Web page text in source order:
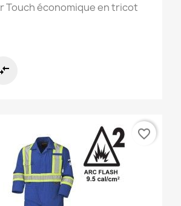
Touch économique en tricot
favorite_border